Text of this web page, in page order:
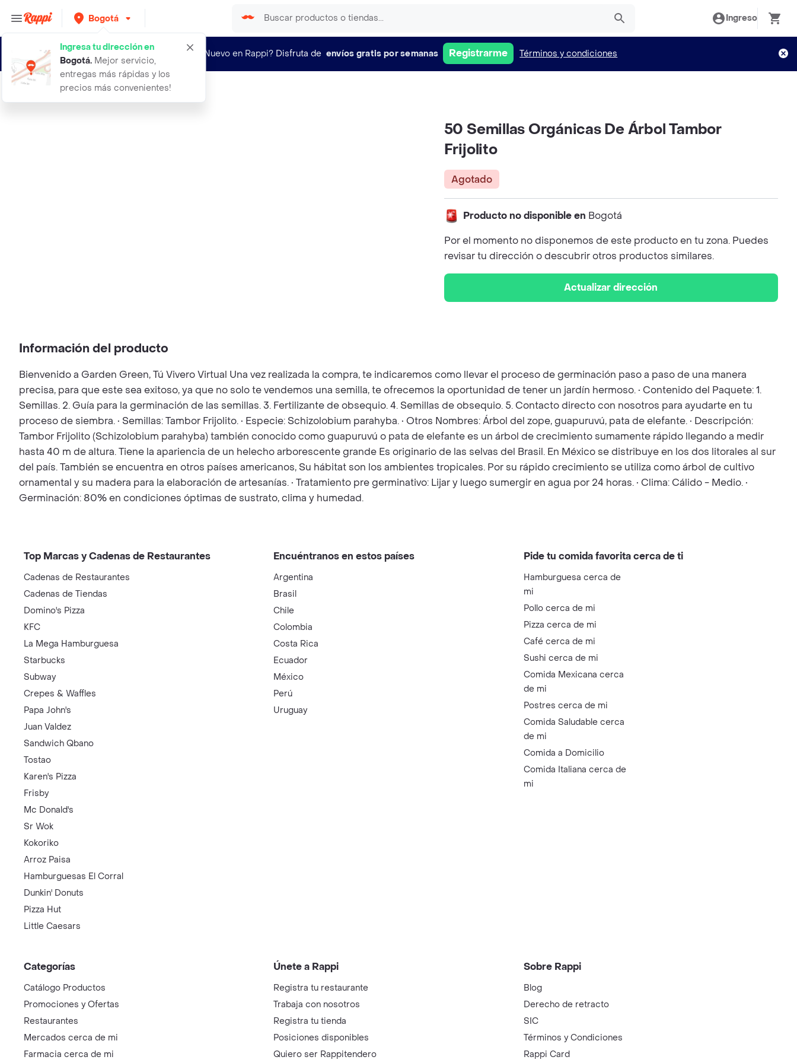
Bogotá
Ingresa tu dirección en
Bogotá. Mejor servicio,
entregas más rápidas y los
precios más convenientes!
Ingreso
¿Nuevo en Rappi? Disfruta de envíos gratis por semanas Registrarme Términos y condiciones
50 semillas organicas de arbol tamb
50 Semillas Orgánicas De Árbol Tambor
Frijolito
Agotado
Producto no disponible en Bogotá
Por el momento no disponemos de este producto en tu zona. Puedes
revisar tu dirección o descubrir otros productos similares.
Actualizar dirección
Información del producto
Bienvenido a Garden Green, Tú Vivero Virtual Una vez realizada la compra, te indicaremos como llevar el proceso de germinación paso a paso de una manera
precisa, para que este sea exitoso, ya que no solo te vendemos una semilla, te ofrecemos la oportunidad de tener un jardín hermoso. • Contenido del Paquete: 1.
Semillas. 2. Guía para la germinación de las semillas. 3. Fertilizante de obsequio. 4. Semillas de obsequio. 5. Contacto directo con nosotros para ayudarte en tu
proceso de siembra. • Semillas: Tambor Frijolito. • Especie: Schizolobium parahyba. • Otros Nombres: Árbol del zope, guapuruvú, pata de elefante. • Descripción:
Tambor Frijolito (Schizolobium parahyba) también conocido como guapuruvú o pata de elefante es un árbol de crecimiento sumamente rápido llegando a medir
hasta 40 m de altura. Tiene la apariencia de un helecho arborescente grande Es originario de las selvas del Brasil. En México se distribuye en los dos litorales al sur
del país. También se encuentra en otros países americanos, Su hábitat son los ambientes tropicales. Por su rápido crecimiento se utiliza como árbol de cultivo
ornamental y su madera para la elaboración de artesanías. • Tratamiento pre germinativo: Lijar y luego sumergir en agua por 24 horas. • Clima: Cálido - Medio. •
Germinación: 80% en condiciones óptimas de sustrato, clima y humedad.
Top Marcas y Cadenas de Restaurantes
Cadenas de Restaurantes
Cadenas de Tiendas
Domino's Pizza
KFC
La Mega Hamburguesa
Starbucks
Subway
Crepes & Waffles
Papa John's
Juan Valdez
Sandwich Qbano
Tostao
Karen's Pizza
Frisby
Mc Donald's
Sr Wok
Kokoriko
Arroz Paisa
Hamburguesas El Corral
Dunkin' Donuts
Pizza Hut
Little Caesars
Encuéntranos en estos países
Argentina
Brasil
Chile
Colombia
Costa Rica
Ecuador
México
Perú
Uruguay
Pide tu comida favorita cerca de ti
Hamburguesa cerca de
mi
Pollo cerca de mi
Pizza cerca de mi
Café cerca de mi
Sushi cerca de mi
Comida Mexicana cerca
de mi
Postres cerca de mi
Comida Saludable cerca
de mi
Comida a Domicilio
Comida Italiana cerca de
mi
Categorías
Catálogo Productos
Promociones y Ofertas
Restaurantes
Mercados cerca de mi
Farmacia cerca de mi
Únete a Rappi
Registra tu restaurante
Trabaja con nosotros
Registra tu tienda
Posiciones disponibles
Quiero ser Rappitendero
Sobre Rappi
Blog
Derecho de retracto
SIC
Términos y Condiciones
Rappi Card